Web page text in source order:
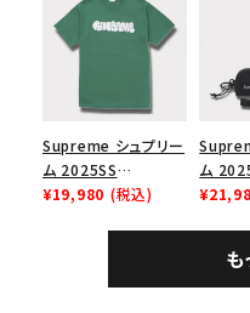
ース１スニーカー シ
ューズ ホワイト
スロ
Supreme シュプリー
ム 2025SS
Homerun Tee ホー
¥19,980 (税込)
ム 2025SS
Bag +
も